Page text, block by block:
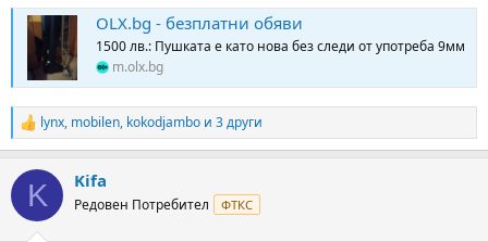
OLX.bg - безплатни обяви
1500 лв.: Пушката е като нова без следи от употреба 9мм
m.olx.bg
R
e
c
i
lynx, mobilen, kokodjambo и 3 други
K Kifa
Редовен Потребител ФТКС